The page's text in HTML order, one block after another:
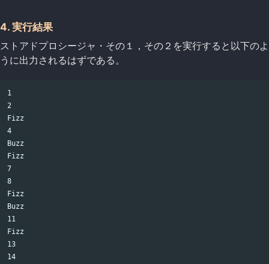
4. 実行結果
ストアドプロシージャ・その１，その２を実行すると以下のよ
うに出力されるはずである。
1
2
Fizz
4
Buzz
Fizz
7
8
Fizz
Buzz
11
Fizz
13
14